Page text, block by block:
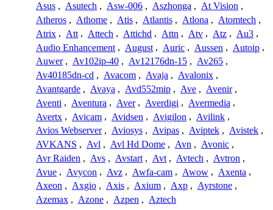
Asus , Asutech , Asw-006 , Aszhonga , At Vision ,
Atheros , Athome , Atis , Atlantis , Atlona , Atomtech ,
Atrix , Att , Attech , Attichd , Attn , Atv , Atz , Au3 ,
Audio Enhancement , August , Auric , Aussen , Autoip ,
Auwer , Av102ip-40 , Av12176dn-15 , Av265 ,
Av40185dn-cd , Avacom , Avaja , Avalonix ,
Avantgarde , Avaya , Avd552mip , Ave , Avenir ,
Aventi , Aventura , Aver , Averdigi , Avermedia ,
Avertx , Avicam , Avidsen , Avigilon , Avilink ,
Avios Webserver , Aviosys , Avipas , Aviptek , Avistek ,
AVKANS , Avl , Avl Hd Dome , Avn , Avonic ,
Avr Raiden , Avs , Avstart , Avt , Avtech , Avtron ,
Avue , Avycon , Avz , Awfa-cam , Awow , Axenta ,
Axeon , Axgio , Axis , Axium , Axp , Ayrstone ,
Azemax , Azone , Azpen , Aztech